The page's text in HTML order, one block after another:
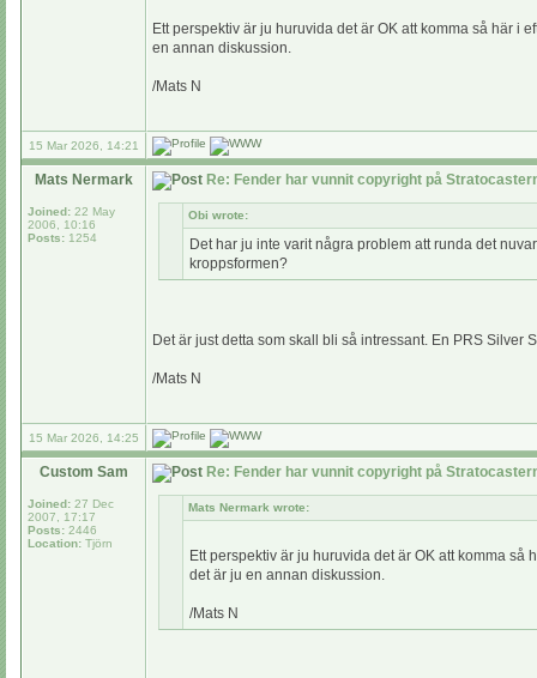
Ett perspektiv är ju huruvida det är OK att komma så här i
en annan diskussion.
/Mats N
15 Mar 2026, 14:21
Mats Nermark
Joined: 22 May
2006, 10:16
Posts: 1254
Re: Fender har vunnit copyright på
Obi wrote:
Det har ju inte varit några problem att runda det
kroppsformen?
Det är just detta som skall bli så intressant. En PRS Silver
/Mats N
15 Mar 2026, 14:25
Custom Sam
Joined: 27 Dec
2007, 17:17
Posts: 2446
Location: Tjörn
Re: Fender har vunnit copyright på
Mats Nermark wrote:
Ett perspektiv är ju huruvida det är OK att komma
det är ju en annan diskussion.
/Mats N